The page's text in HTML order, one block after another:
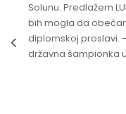
Solunu. Predlažem
bih mogla da
diplomskoj proslavi.
državna šampionka